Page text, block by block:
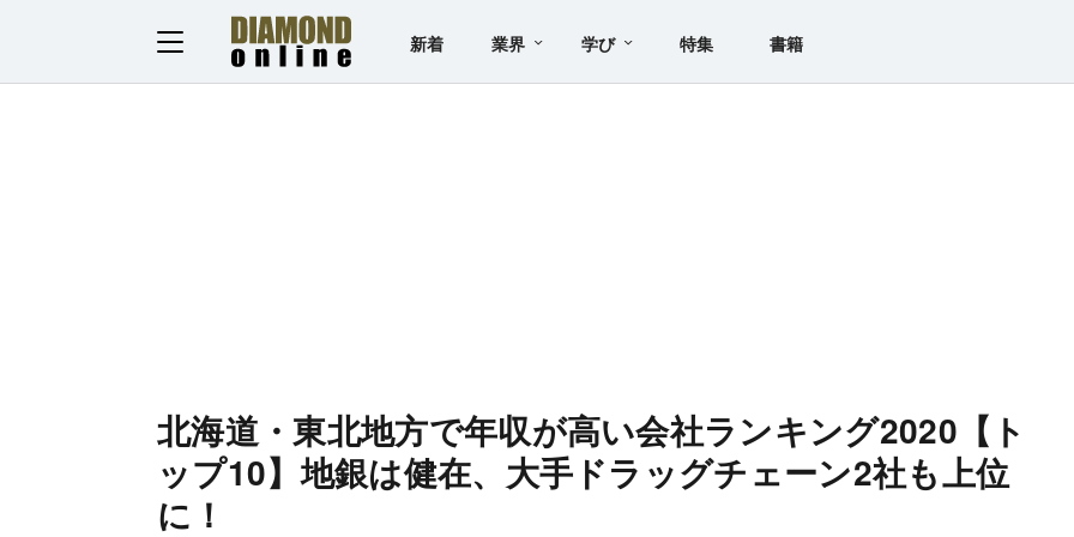
新着 業界 学び 特集 書籍
北海道・東北地方で年収が高い会社ランキング2020【ト
ップ10】地銀は健在、大手ドラッグチェーン2社も上位
に！